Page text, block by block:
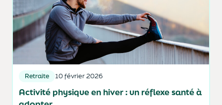
Retraite 10 février 2026
Activité physique en hiver : un réflexe santé à